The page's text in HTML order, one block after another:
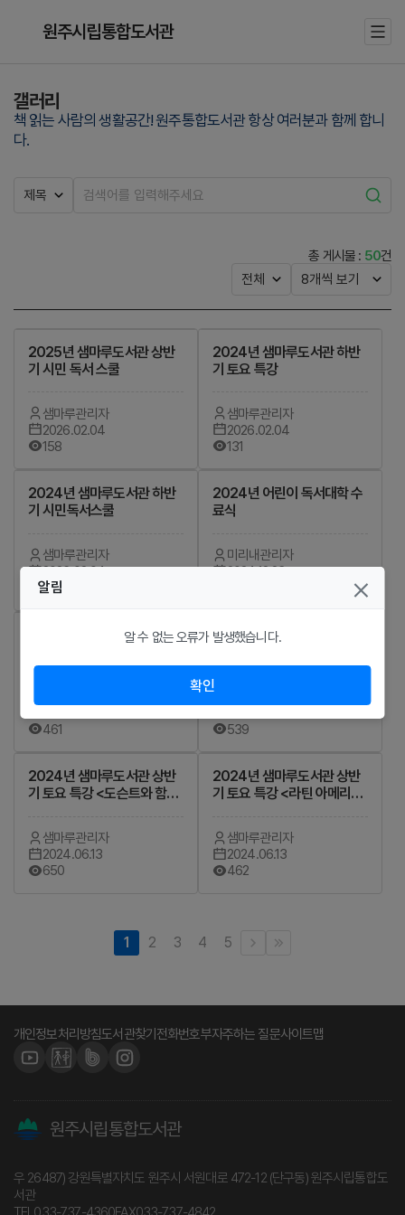
원주시립통합도서관
갤러리
책 읽는 사람의 생활공간! 원주통합도서관 항상 여러분과 함께 합니
다.
총 게시물 : 50건
2025년 샘마루도서관 상반
기 시민 독서 스쿨
샘마루관리자
2026.02.04
158
2024년 샘마루도서관 하반
기 토요 특강
샘마루관리자
2026.02.04
131
2024년 샘마루도서관 하반
기 시민독서스쿨
샘마루관리자
2026.02.04
129
2024년 어린이 독서대학 수
료식
미리내관리자
2024.12.23
책 읽는 가족·미리내 999 프
461
2024년 샘마루도서관 상반
블로그 기록법>
539
2024년 샘마루도서관 상반
기 토요 특강 <도슨트와 함께
샘마루관리자
2024.06.13
650
2024년 샘마루도서관 상반
기 토요 특강 <라틴 아메리카
샘마루관리자
2024.06.13
462
1 2 3 4 5
개인정보처리방침도서관찾기 전화번호부자주하는 질문사이트맵
원주시립통합도서관
우 26487) 강원특별자치도 원주시 서원대로 472-12 (단구동) 원주시립통합도
서관
알림
알 수 없는 오류가 발생했습니다.
확인